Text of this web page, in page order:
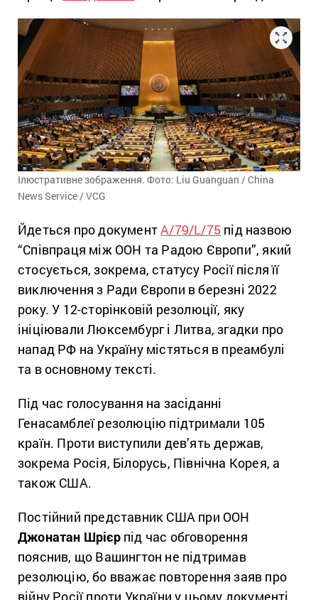
Ілюстративне зображення. Фото: Liu Guanguan / China
News Service / VCG
Йдеться про документA/79/L/75 під назвою
“Співпраця між ООН та Радою Європи”, який
стосується, зокрема, статусу Росії після її
виключення з Ради Європи в березні 2022
року. У 12-сторінковій резолюції, яку
ініціювали Люксембург і Литва, згадки про
напад РФ на Україну містяться в преамбулі
та в основному тексті.
Під час голосування на засіданні
Генасамблеї резолюцію підтримали 105
країн. Проти виступили дев’ять держав,
зокрема Росія, Білорусь, Північна Корея, а
також США.
Постійний представник США при ООН
Джонатан Шрієрпід час обговорення
пояснив, що Вашингтон не підтримав
резолюцію, бо вважає повторення заяв про
війну Росії проти України у цьому документі